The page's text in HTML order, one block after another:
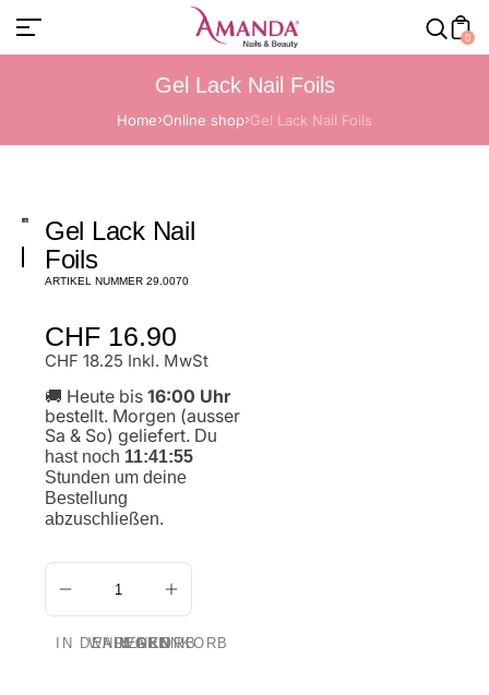
0
Gel Lack Nail Foils
Home Online shop Gel Lack Nail Foils
Gel Lack Nail
Foils
ARTIKEL NUMMER 29.0070
Normaler
Preis
CHF 16.90
CHF 18.25 Inkl. MwSt
🚚 Heute bis 16:00 Uhr
bestellt. Morgen (ausser
Sa & So) geliefert. Du
hast noch 11:41:55
Stunden um deine
Bestellung
abzuschließen.
IN DEN WARENKORB LEGEN